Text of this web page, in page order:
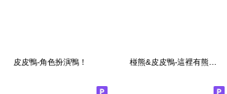
皮皮鴨-角色扮演鴨！